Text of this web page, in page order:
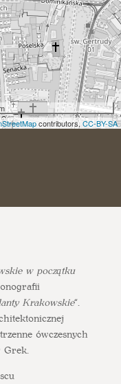
contributors,CC-BY-SA
w początku
Krakowskie“.
ówczesnych
Grek.